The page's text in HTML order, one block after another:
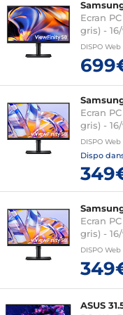
Ecran
gris) -
HDMI/
DISPO Web
Ecran
gris) -
HDMI/
DISPO Web
Dispo
Ecran
gris) -
HDMI/
DISPO Web
ASUS